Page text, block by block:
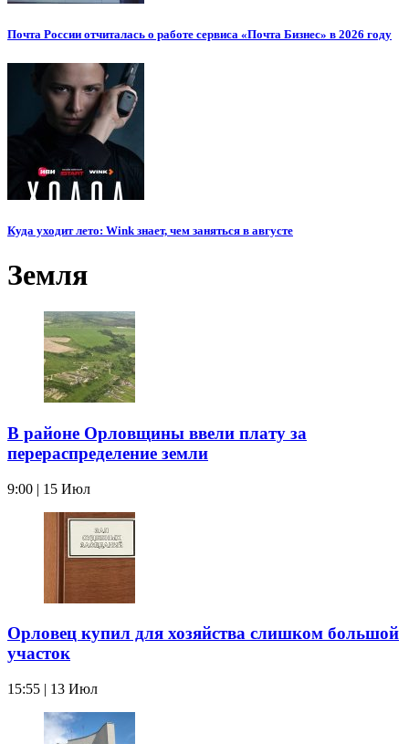
Почта России отчиталась о работе сервиса «Почта Бизнес» в 2026 году
Куда уходит лето: Wink знает, чем заняться в августе
Земля
В районе Орловщины ввели плату за
перераспределение земли
9:00 | 15 Июл
Орловец купил для хозяйства слишком большой
участок
15:55 | 13 Июл